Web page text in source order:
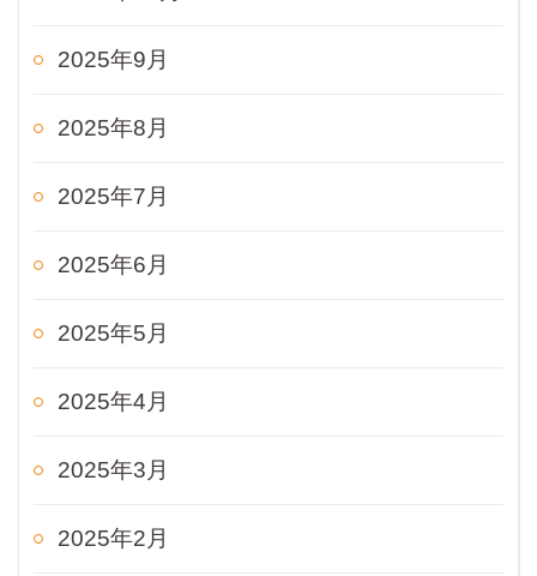
2025年9月
2025年8月
2025年7月
2025年6月
2025年5月
2025年4月
2025年3月
2025年2月